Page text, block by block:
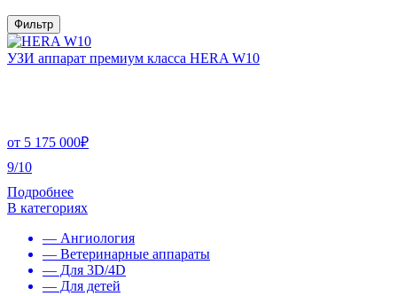
Фильтр
УЗИ аппарат премиум класса HERA W10
от 5 175 000₽
9/10
Подробнее
В категориях
— Ангиология
— Ветеринарные аппараты
— Для 3D/4D
— Для детей